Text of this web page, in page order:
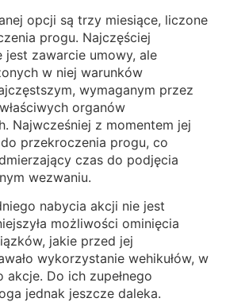
opcji są trzy miesiące, liczone
progu. Najczęściej
jest zawarcie umowy, ale
w niej warunków
wymaganym przez
organów
Najwcześniej z momentem jej
przekroczenia progu, co
czas do podjęcia
wezwaniu.
nabycia akcji nie jest
możliwości ominięcia
jakie przed jej
wykorzystanie wehikułów, w
Do ich zupełnego
jednak jeszcze daleka.